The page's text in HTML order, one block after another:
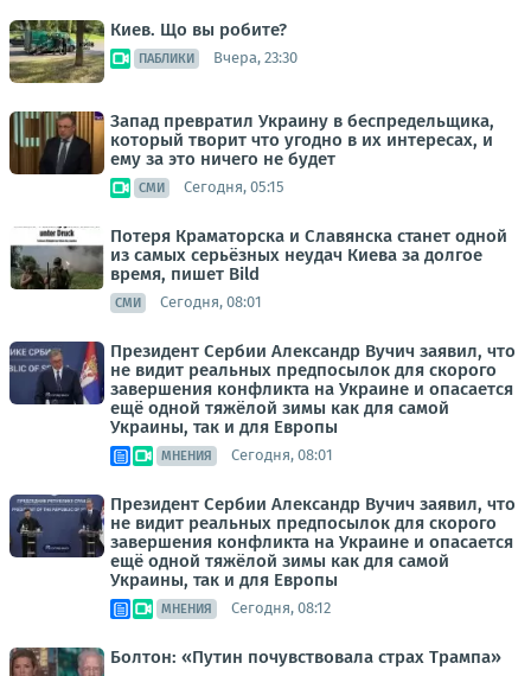
Киев. Що вы робите?
ПАБЛИКИ Вчера, 23:30
Запад превратил Украину в беспредельщика,
который творит что угодно в их интересах, и
ему за это ничего не будет
СМИ Сегодня, 05:15
Потеря Краматорска и Славянска станет одной
из самых серьёзных неудач Киева за долгое
время, пишет Bild
СМИ Сегодня, 08:01
Президент Сербии Александр Вучич заявил, что
не видит реальных предпосылок для скорого
завершения конфликта на Украине и опасается
ещё одной тяжёлой зимы как для самой
Украины, так и для Европы
МНЕНИЯ Сегодня, 08:01
Президент Сербии Александр Вучич заявил, что
не видит реальных предпосылок для скорого
завершения конфликта на Украине и опасается
ещё одной тяжёлой зимы как для самой
Украины, так и для Европы
МНЕНИЯ Сегодня, 08:12
Болтон: «Путин почувствовала страх Трампа»